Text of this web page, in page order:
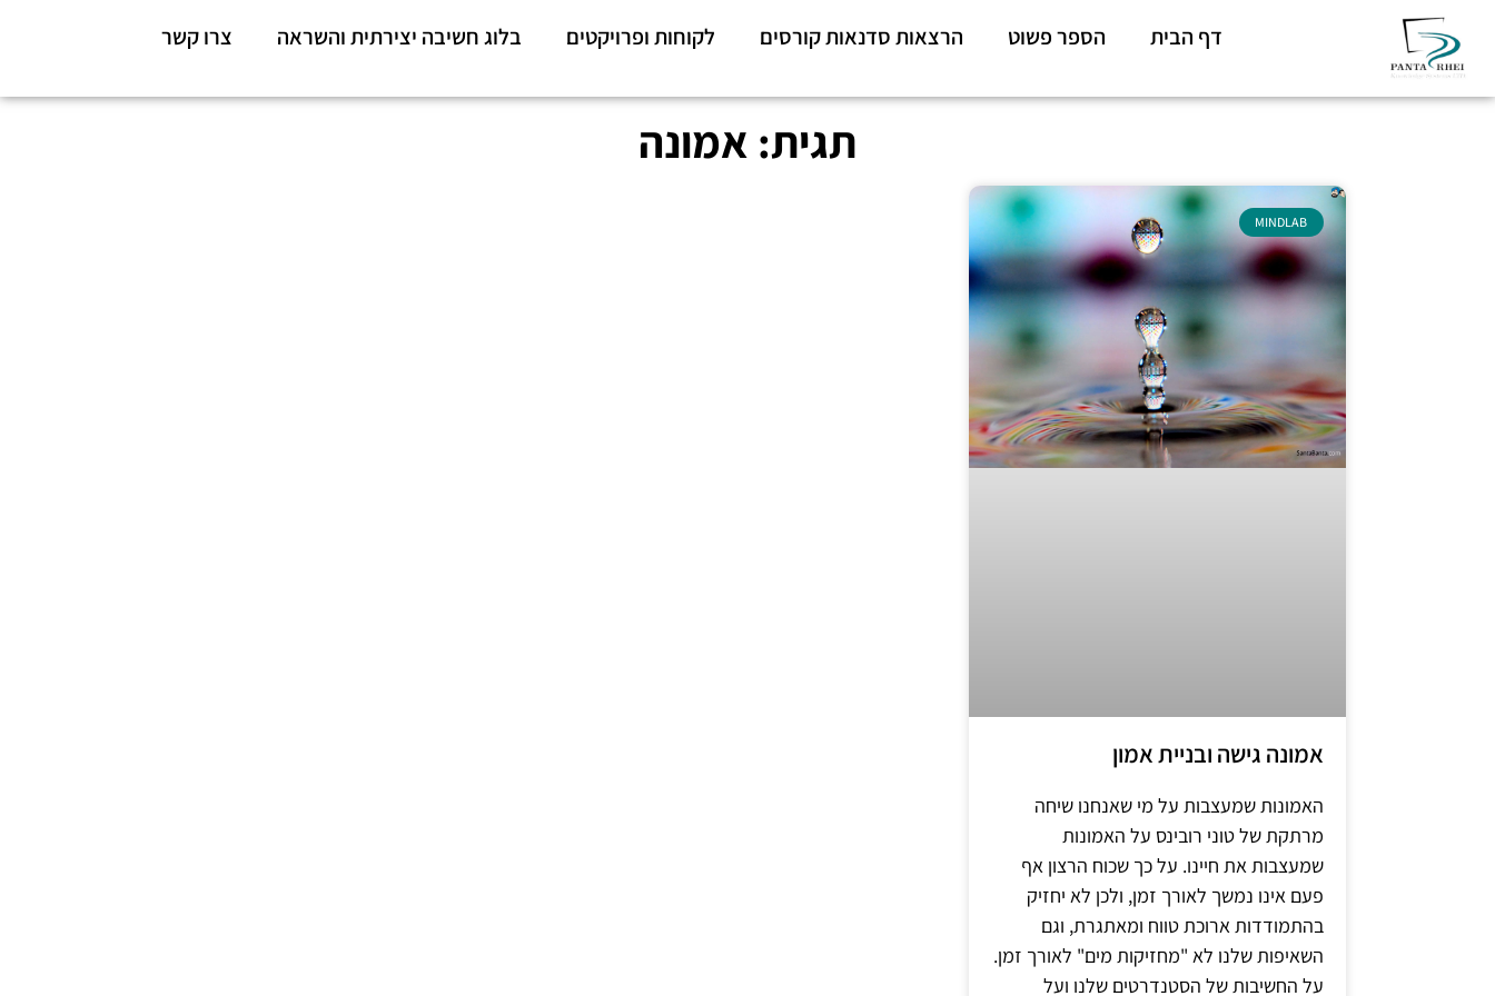
דף הבית הספר פשוט הרצאות סדנאות קורסים לקוחות ופרויקטים בלוג חשיבה יצירתית והשראה צרו קשר
תגית: אמונה
MINDLAB
אמונה גישה ובניית אמון
האמונות שמעצבות על מי שאנחנו שיחה
מרתקת של טוני רובינס על האמונות
שמעצבות את חיינו. על כך שכוח הרצון אף
פעם אינו נמשך לאורך זמן, ולכן לא יחזיק
בהתמודדות ארוכת טווח ומאתגרת, וגם
השאיפות שלנו לא "מחזיקות מים" לאורך זמן.
על החשיבות של הסטנדרטים שלנו ועל